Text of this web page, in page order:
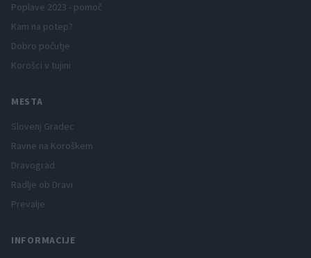
Poplave 2023 - pomoč
Kam na potep?
Dobro počutje
Korošci v tujini
MESTA
Slovenj Gradec
Ravne na Koroškem
Dravograd
Radlje ob Dravi
Prevalje
INFORMACIJE